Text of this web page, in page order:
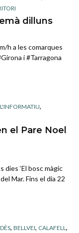
dilluns
h a les comarques
i #Tarragona
L'INFORMATIU,
el Pare Noel
dies ‘El bosc màgic
Mar. Fins el dia 22
, BELLVEI, CALAFELL,